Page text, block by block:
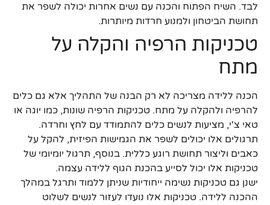
לבד. השיח הפתוח והכנה עם נשים אחרות יכולה לשפר את
תחושת הביטחון ולמנוע חרדות מיותרות.
טכניקות הרפיה והקלה על
מתח
הכנה ללידה מצריכה לא רק הבנה של התהליך אלא גם כלים
להרפיה ולהקלה על מתח. טכניקות הרפיה שונות, כמו יוגה או
טאי צ'י, מציעות לנשים כלים להתמודד עם לחץ וחרדה.
תרגולים אלו יכולים לשפר את הגמישות הפיזית, להקל על
כאבים וליצור תחושת רוגע כללית. בנוסף, תרגול יומיומי של
טכניקות אלו יכול לסייע בהכנת הגוף ללידה עצמה.
ישנן גם טכניקות נשימה ייחודיות שניתן ללמוד ותרגל במהלך
ההכנה ללידה. טכניקות אלו נועדו לעזור לנשים לשלוט